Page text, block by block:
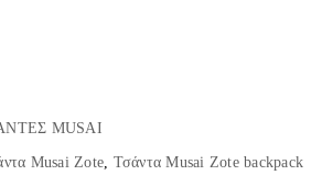
MUSAI
Musai Zote Τσάντα Musai Zote backpack